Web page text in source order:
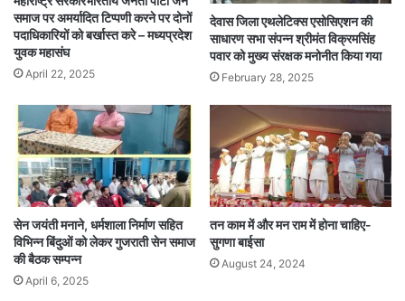
समाज पर अमर्यादित टिप्पणी करने पर दोनों
पदाधिकारियों को बर्खास्त करे – मध्यप्रदेश
युवक महासंघ
April 22, 2025
देवास जिला एथलेटिक्स एसोसिएशन की
साधारण सभा संपन्न श्रीमंत विक्रमसिंह
पवार को मुख्य संरक्षक मनोनीत किया गया
February 28, 2025
सेन जयंती मनाने, धर्मशाला निर्माण सहित
विभिन्न बिंदुओं को लेकर गुजराती सेन समाज
की बैठक सम्पन्न
April 6, 2025
तन काम में और मन राम में होना चाहिए-
सुगणा बाईसा
August 24, 2024